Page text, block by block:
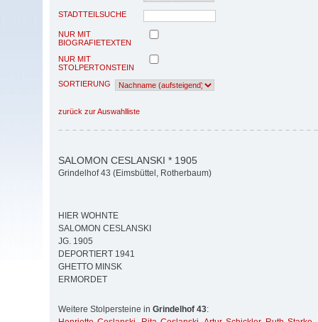
STADTTEILSUCHE
NUR MIT
BIOGRAFIETEXTEN
NUR MIT
STOLPERTONSTEIN
SORTIERUNG
zurück zur Auswahlliste
SALOMON CESLANSKI * 1905
Grindelhof 43 (Eimsbüttel, Rotherbaum)
HIER WOHNTE
SALOMON CESLANSKI
JG. 1905
DEPORTIERT 1941
GHETTO MINSK
ERMORDET
Weitere Stolpersteine in Grindelhof 43: